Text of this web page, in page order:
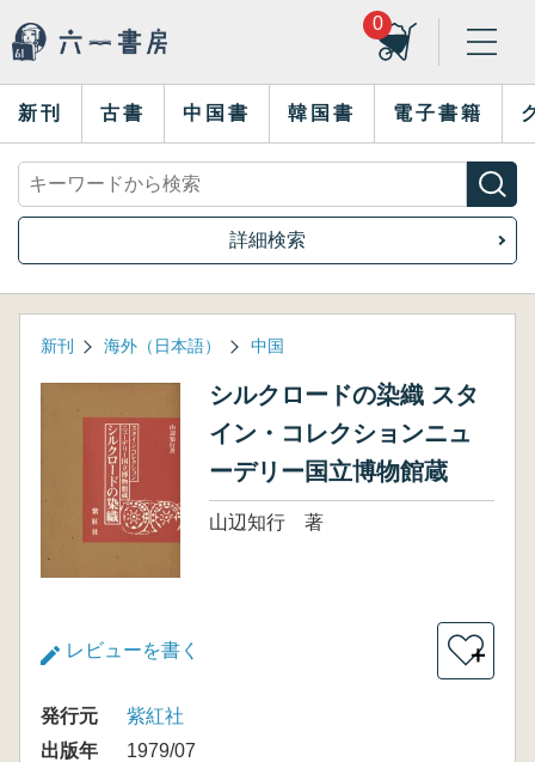
0
新刊 古書 中国書 韓国書 電子書籍
詳細検索
新刊 海外（日本語） 中国
シルクロードの染織 スタ
イン・コレクションニュ
ーデリー国立博物館蔵
山辺知行 著
レビューを書く ＋
発行元
紫紅社
出版年
1979/07